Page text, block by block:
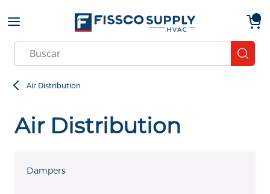
Skip to main content
Site Search
Air Distribution
Air Distribution
Dampers